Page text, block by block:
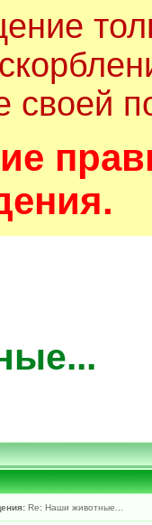
своей
Re: Наши животные...